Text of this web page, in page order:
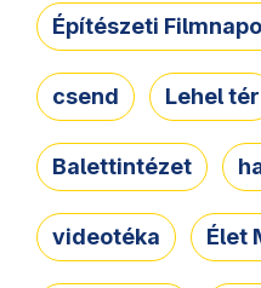
Építészeti
csend Lehel tér
Balettintézet
videotéka Élet